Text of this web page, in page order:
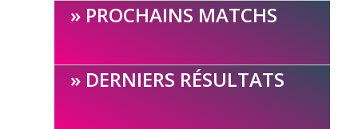
PROCHAINS MATCHS
DERNIERS RÉSULTATS